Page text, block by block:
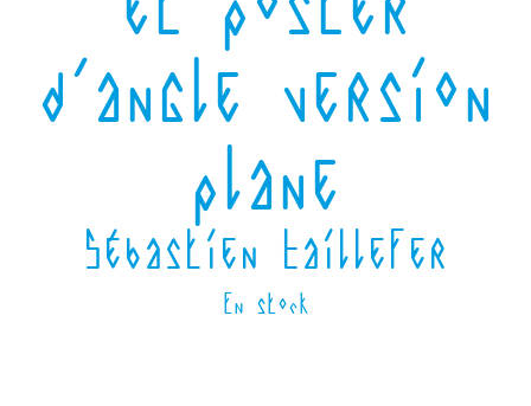
d’angle version
plane
Sébastien Taillefer
En stock